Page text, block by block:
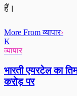
हैं।
More From व्यापार›
K
व्यापार
भारती एयरटेल का
करोड़ पर